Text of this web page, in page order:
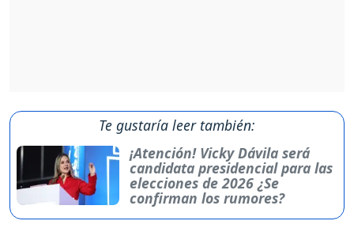
Te gustaría leer también:
¡Atención! Vicky Dávila será
candidata presidencial para las
elecciones de 2026 ¿Se
confirman los rumores?